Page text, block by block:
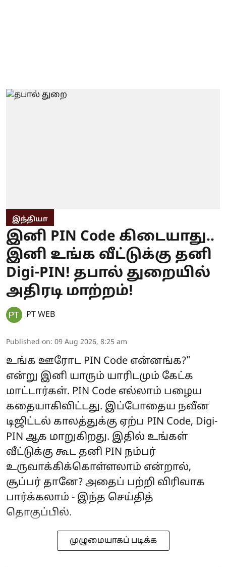
இந்தியா
இனி PIN Code கிடையாது..
இனி உங்க வீட்டுக்கு தனி
Digi-PIN! தபால் துறையில்
அதிரடி மாற்றம்!
PT WEB
Published on: 09 Aug 2026, 8:25 am
உங்க ஊரோட PIN Code என்னங்க?"
என்று இனி யாரும் யாரிடமும் கேட்க
மாட்டார்கள். PIN Code எல்லாம் பழைய
கதையாகிவிட்டது. இப்போதைய நவீன
டிஜிட்டல் காலத்துக்கு ஏற்ப PIN Code, Digi-
PIN ஆக மாறுகிறது. இதில் உங்கள்
வீட்டுக்கு கூட தனி PIN நம்பர்
உருவாக்கிக்கொள்ளலாம் என்றால்,
சூப்பர் தானே? அதைப் பற்றி விரிவாக
பார்க்கலாம் - இந்த செய்தித்
தொகுப்பில்.
முழுமையாகப் படிக்க